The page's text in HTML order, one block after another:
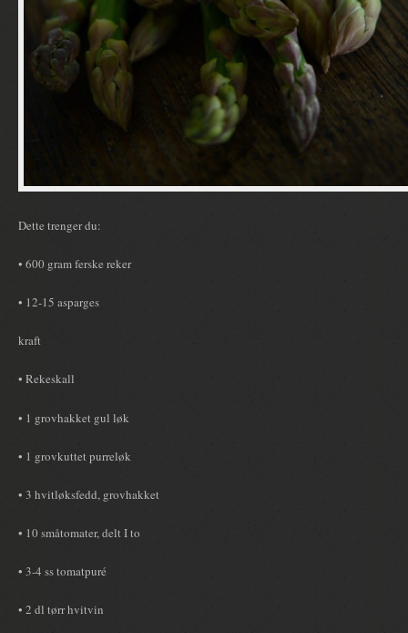
Dette trenger du:
• 600 gram ferske reker
• 12-15 asparges
kraft
• Rekeskall
• 1 grovhakket gul løk
• 1 grovkuttet purreløk
• 3 hvitløksfedd, grovhakket
• 10 småtomater, delt I to
• 3-4 ss tomatpuré
• 2 dl tørr hvitvin